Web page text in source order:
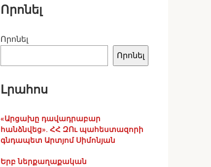
Որոնել
Որոնել
Որոնել
Լրահոս
«Արցախը դավադրաբար
հանձնվեց». ՀՀ ԶՈւ պահեստազորի
գնդապետ Արտյոմ Սիմոնյան
Երբ ներքաղաքական